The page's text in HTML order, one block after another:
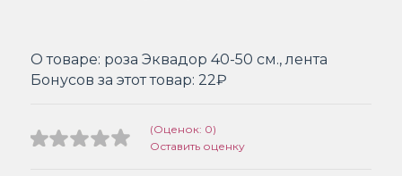
О товаре: роза Эквадор 40-50 см., лента
Бонусов за этот товар: 22₽
(Оценок: 0)
Оставить оценку